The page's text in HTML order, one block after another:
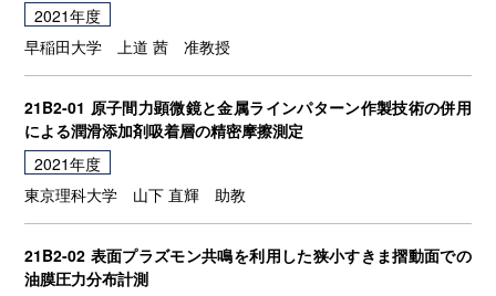
2021年度
早稲⽥⼤学
上道 茜 准教授
21B2-01 原⼦間⼒顕微鏡と⾦属ラインパターン作製技術の併用
による潤滑添加剤吸着層の精密摩擦測定
2021年度
東京理科大学
山下 直輝 助教
21B2-02 表面プラズモン共鳴を利用した狭小すきま摺動面での
油膜圧力分布計測